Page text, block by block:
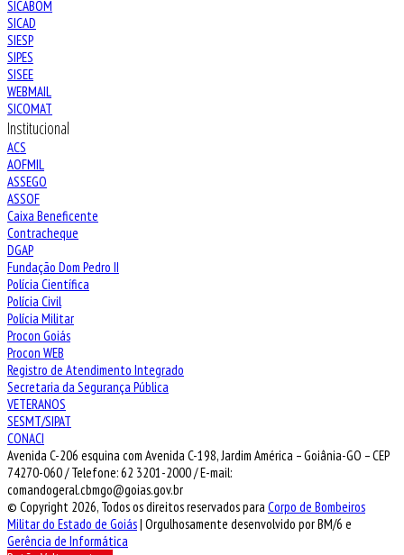
SICABOM
SICAD
SIESP
SIPES
SISEE
WEBMAIL
SICOMAT
Institucional
ACS
AOFMIL
ASSEGO
ASSOF
Caixa Beneficente
Contracheque
DGAP
Fundação Dom Pedro II
Polícia Científica
Polícia Civil
Polícia Militar
Procon Goiás
Procon WEB
Registro de Atendimento Integrado
Secretaria da Segurança Pública
VETERANOS
SESMT/SIPAT
CONACI
Avenida C-206 esquina com Avenida C-198, Jardim América – Goiânia-GO – CEP
74270-060 / Telefone: 62 3201-2000 / E-mail:
comandogeral.cbmgo@goias.gov.br
© Copyright 2026, Todos os direitos reservados para Corpo de Bombeiros
Militar do Estado de Goiás| Orgulhosamente desenvolvido por BM/6 e
Gerência de Informática